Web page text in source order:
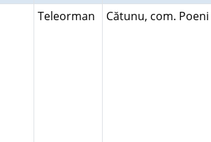
Teleorman Cătunu, com. Poeni